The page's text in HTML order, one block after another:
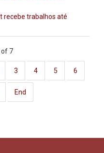
recebe trabalhos até
of 7
3 4 5 6
End